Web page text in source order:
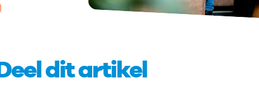
dit artikel